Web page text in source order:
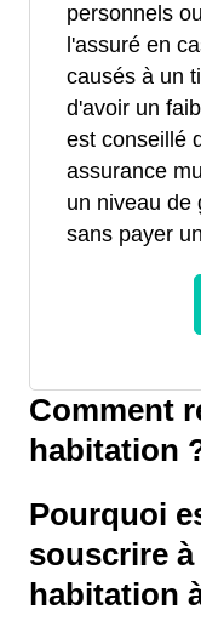
personnels
l'assuré en
causés à un
d'avoir un
est conseillé
assurance
un niveau de
sans payer
Comment
habitation
Pourquoi
souscrire
habitation